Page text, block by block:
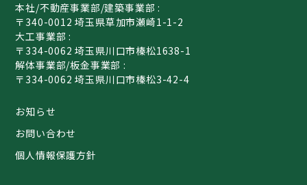
本社/不動産事業部/建築事業部 :
〒340-0012 埼玉県草加市瀬崎1-1-2
大工事業部 :
〒334-0062 埼玉県川口市榛松1638-1
解体事業部/板金事業部 :
〒334-0062 埼玉県川口市榛松3-42-4
お知らせ
お問い合わせ
個人情報保護方針